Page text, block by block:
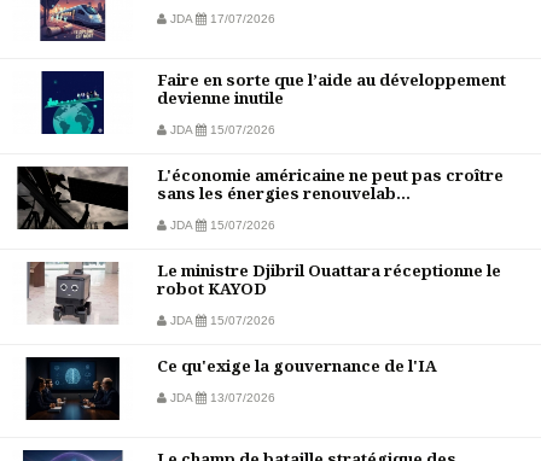
JDA 17/07/2026
Faire en sorte que l’aide au développement
devienne inutile
JDA 15/07/2026
L'économie américaine ne peut pas croître
sans les énergies renouvelab...
JDA 15/07/2026
Le ministre Djibril Ouattara réceptionne le
robot KAYOD
JDA 15/07/2026
Ce qu'exige la gouvernance de l'IA
JDA 13/07/2026